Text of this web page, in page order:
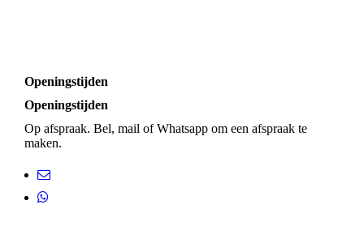
Openingstijden
Openingstijden
Op afspraak. Bel, mail of Whatsapp om een afspraak te
maken.